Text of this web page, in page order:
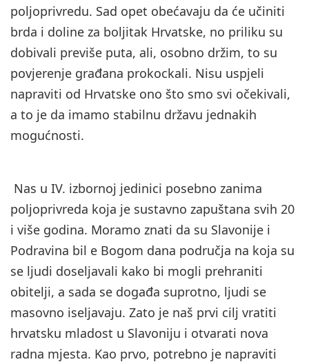
poljoprivredu. Sad opet obećavaju da će učiniti
brda i doline za boljitak Hrvatske, no priliku su
dobivali previše puta, ali, osobno držim, to su
povjerenje građana prokockali. Nisu uspjeli
napraviti od Hrvatske ono što smo svi očekivali,
a to je da imamo stabilnu državu jednakih
mogućnosti.
Nas u IV. izbornoj jedinici posebno zanima
poljoprivreda koja je sustavno zapuštana svih 20
i više godina. Moramo znati da su Slavonije i
Podravina bil e Bogom dana područja na koja su
se ljudi doseljavali kako bi mogli prehraniti
obitelji, a sada se događa suprotno, ljudi se
masovno iseljavaju. Zato je naš prvi cilj vratiti
hrvatsku mladost u Slavoniju i otvarati nova
radna mjesta. Kao prvo, potrebno je napraviti